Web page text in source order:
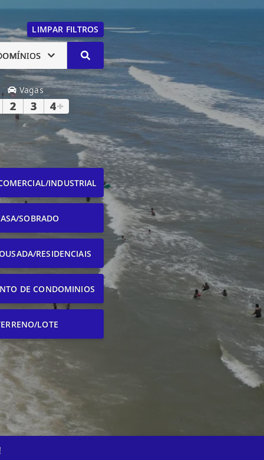
LIMPAR FILTROS
Vagas
2 3 4+
INDUSTRIAL
SOBRADO
RESIDENCIAIS
DE CONDOMINIOS
LOTE